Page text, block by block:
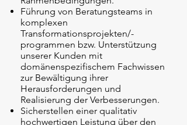
Führung von Beratungsteams in
komplexen
Transformationsprojekten/-
programmen bzw. Unterstützung
unserer Kunden mit
domänenspezifischem Fachwissen
zur Bewältigung ihrer
Herausforderungen und
Realisierung der Verbesserungen.
Sicherstellen einer qualitativ
hochwertigen Leistung über den